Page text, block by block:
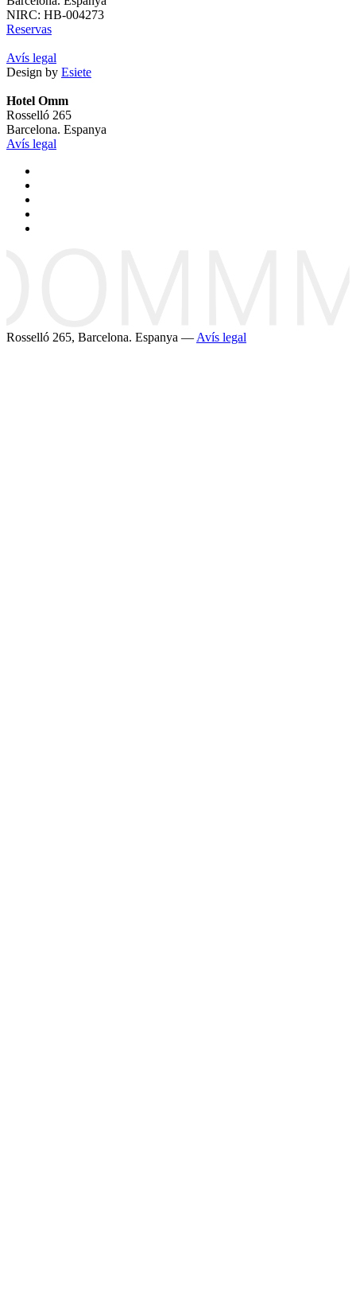
NIRC: HB-004273
Reservas
Avís legal
Design by Esiete
Hotel Omm
Rosselló 265
Barcelona. Espanya
Avís legal
Rosselló 265, Barcelona. Espanya — Avís legal